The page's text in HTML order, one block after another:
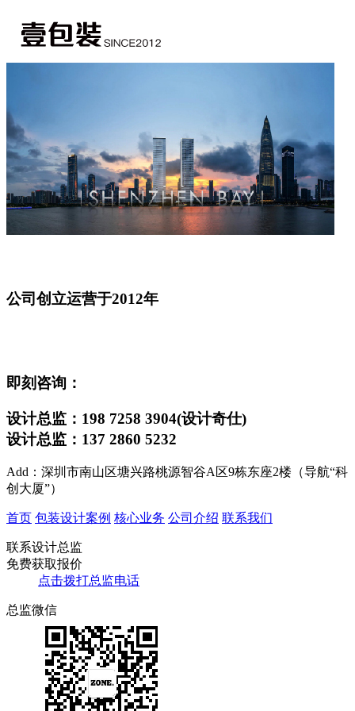
公司创立运营于2012年
即刻咨询：
设计总监：198 7258 3904(设计奇仕)
设计总监：137 2860 5232
Add：深圳市南山区塘兴路桃源智谷A区9栋东座2楼（导航“科
创大厦”）
首页 包装设计案例 核心业务 公司介绍 联系我们
联系设计总监
免费获取报价
点击拨打总监电话
总监微信